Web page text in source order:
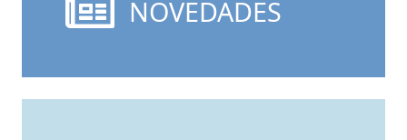
NOVEDADES